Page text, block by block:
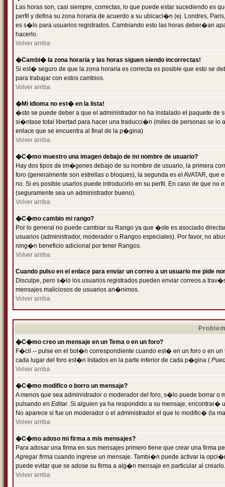
Las horas son, casi siempre, correctas, lo que puede estar sucediendo es
perfil y defina su zona horaria de acuerdo a su ubicaci�n (ej. Londres,
es s�lo para usuarios registrados. Cambiando esto las horas deber�an
hacerlo.
Volver arriba
�Cambi� la zona horaria y las horas siguen siendo incorrectas!
Si est� seguro de que la zona horaria es correcta es posible que esto se
para trabajar con estos cambios.
Volver arriba
�Mi idioma no est� en la lista!
�sto se puede deber a que el administrador no ha instalado el paquete
si�ntase total libertad para hacer una traducci�n (miles de personas se
enlace que se encuentra al final de la p�gina)
Volver arriba
�C�mo muestro una imagen debajo de mi nombre de usuario?
Hay dos tipos de im�genes debajo de su nombre de usuario, la primera
foro (generalmente son estrellas o bloques), la segunda es el AVATAR,
no. Si es posible usarlos puede introducirlo en su perfil. En caso de que
(seguramente sea un administrador bueno).
Volver arriba
�C�mo cambio mi rango?
Por lo general no puede cambiar su Rango ya que �ste es asociado
usuarios (administrador, moderador o Rangos especiales). Por favor, no
ning�n beneficio adicional por tener Rangos.
Volver arriba
Cuando pulso en el enlace para enviar un correo a un usuario me pide
Disculpe, pero s�lo los usuarios registrados pueden enviar correos a
mensajes maliciosos de usuarios an�nimos.
Volver arriba
�C�mo creo un mensaje en un Tema o en un foro?
F�cil -- pulse en el bot�n correspondiente cuando est� en un foro o en
cada lugar del foro est�n listados en la parte inferior de cada p�gina (
Volver arriba
�C�mo modifico o borro un mensaje?
A menos que sea administrador o moderador del foro, s�lo puede borrar o
pulsando en Editar. Si alguien ya ha respondido a su mensaje, encontrar�
No aparece si fue un moderador o el administrador el que lo modific� (la
Volver arriba
�C�mo adoso mi firma a mis mensajes?
Para adosar una firma en sus mensajes primero tiene que crear una firma
Agregar firma cuando ingrese un mensaje. Tambi�n puede activar la
puede evitar que se adose su firma a alg�n mensaje en particular al crearlo.
Volver arriba